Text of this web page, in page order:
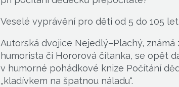
Veselé vyprávění pro děti od 5 do 105
Autorská dvojice Nejedlý–Plachý,
humorista či Hororová čítanka, se opět
v humorné pohádkové knize Počítání
„kladívkem na špatnou náladu“.